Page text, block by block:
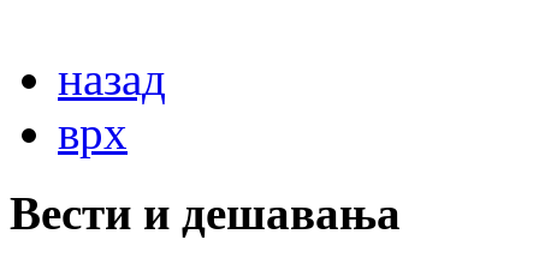
назад
врх
Вести и дешавања